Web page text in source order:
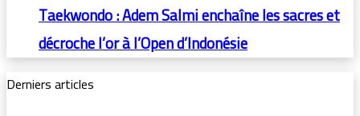
Taekwondo : Adem Salmi enchaîne les sacres et
décroche l’or à l’Open d’Indonésie
Derniers articles